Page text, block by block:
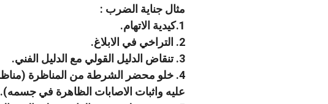
مثال جناية الضرب :
1.كيدية الاتهام.
2. التراخي في الابلاغ.
3. تنقاض الدليل القولي مع الدليل الفني.
4. خلو محضر الشرطة من المناظرة (مناظرة جسم المجني
عليه واثبات الاصابات الظاهرة في جسمه).